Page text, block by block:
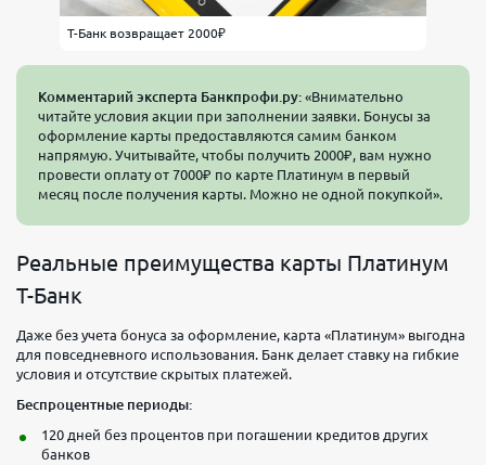
Т-Банк возвращает 2000₽
Комментарий эксперта Банкпрофи.ру: «Внимательно
читайте условия акции при заполнении заявки. Бонусы за
оформление карты предоставляются самим банком
напрямую. Учитывайте, чтобы получить 2000₽, вам нужно
провести оплату от 7000₽ по карте Платинум в первый
месяц после получения карты. Можно не одной покупкой».
Реальные преимущества карты Платинум
Т-Банк
Даже без учета бонуса за оформление, карта «Платинум» выгодна
для повседневного использования. Банк делает ставку на гибкие
условия и отсутствие скрытых платежей.
Беспроцентные периоды:
120 дней без процентов при погашении кредитов других
банков